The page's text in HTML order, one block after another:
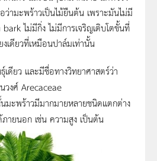
ามะพร้าวเป็นไม้ยืนต้น เพราะมันไม่มี
bark ไม่มีกิ่ง ไม่มีการเจริญเติบโตขั้นที่
เดียวที่เหมือนปาล์มเท่านั้น
ดียว และมีชื่อทางวิทยาศาสตร์ว่า
วงศ์ Arecaceae
มะพร้าวมีมากมายหลายชนิดแตกต่าง
ายนอก เช่น ความสูง เป็นต้น